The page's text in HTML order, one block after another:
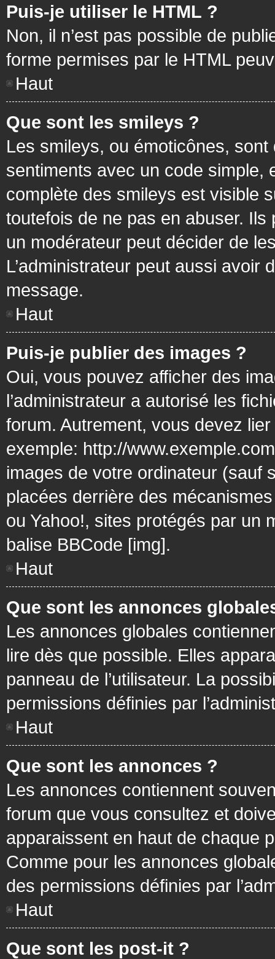
Puis-je utiliser le HTML ?
Non, il n’est pas possible de
forme permises par le HTML
Haut
Que sont les smileys ?
Les smileys, ou émoticônes,
sentiments avec un code simple,
complète des smileys est visible
toutefois de ne pas en abuser.
un modérateur peut décider de
L’administrateur peut aussi avoir
message.
Haut
Puis-je publier des images ?
Oui, vous pouvez afficher des
l’administrateur a autorisé les
forum. Autrement, vous devez
exemple: http://
images de votre ordinateur (sauf
placées derrière des
ou Yahoo!, sites protégés par un
balise BBCode [img].
Haut
Que sont les annonces
Les annonces globales
lire dès que possible. Elles
panneau de l’utilisateur. La
permissions définies par
Haut
Que sont les annonces ?
Les annonces contiennent
forum que vous consultez et
apparaissent en haut de chaque
Comme pour les annonces
des permissions définies par
Haut
Que sont les post-it ?